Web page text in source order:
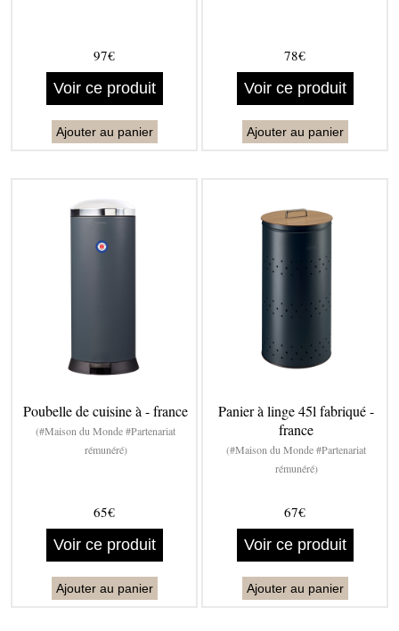
97€
Voir ce produit
Ajouter au panier
78€
Voir ce produit
Ajouter au panier
Poubelle de cuisine à - france
(#Maison du Monde #Partenariat
rémunéré)
65€
Voir ce produit
Ajouter au panier
Panier à linge 45l fabriqué -
france
(#Maison du Monde #Partenariat
rémunéré)
67€
Voir ce produit
Ajouter au panier